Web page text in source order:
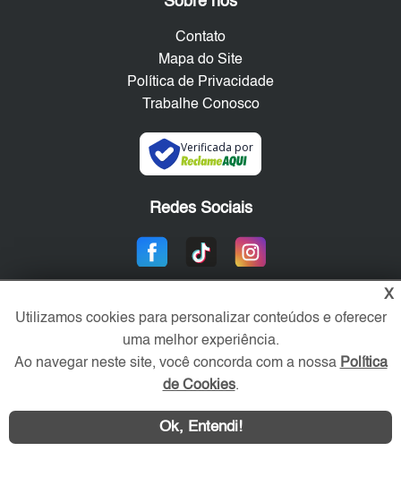
WhatsApp Contatar
Contato
Mapa do Site
Política de Privacidade
Trabalhe Conosco
Verificada por
Redes Sociais
Área exclusiva aos anunciantes,
X
Utilizamos cookies para personalizar conteúdos e oferecer
uma melhor experiência.
Ao navegar neste site, você concorda com a nossa Política
de Cookies.
Ok, Entendi!